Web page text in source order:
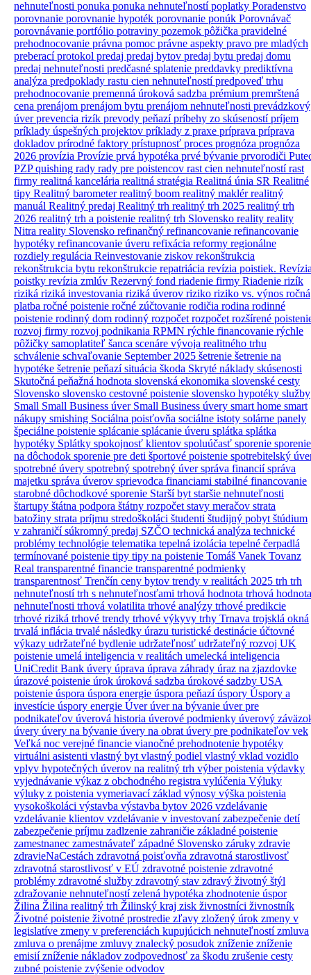
nehnuteľnosti ponuka ponuka nehnuteľnostípoplatky Poradenstvo
porovnanie porovnanie hypoték porovnanie ponúk Porovnávač
porovnávanie portfólio potraviny pozemok pôžička pravidelné
prehodnocovanie právna pomoc právne aspekty pravo pre mladých
preberací protokol predaj predaj bytov predaj bytu predaj domu
predaj nehnuteľnosti predčasné splatenie preddavky prediktívna
analýza predpoklady rastu cien nehnuteľnostípredpoveď trhu
prehodnocovanie premenná úroková sadzba prémium premrštená
cena prenájom prenájom bytu prenájom nehnuteľnosti prevádzkový
úverprevencia rizík prevody peňazípríbehy zo skúsenostípríjem
príklady úspešných projektov príklady z praxe príprava príprava
dokladov prírodné faktory prístupnosť proces prognóza prognóza
2026 provízia Provízie prvá hypotéka prvé bývanie prvorodiči
PZPquishing rady rady pre poistencov rast cien nehnuteľnostírast
firmy realitná kancelária realitná stratégia Realitná únia SR Realitné
tipy Realitný barometerrealitný boom realitný maklérrealitný
manuál Realitný predaj Realitný trh realitný trh 2025 realitný trh
2026 realitný trh a poistenie realitný trh Slovensko reality reality
Nitra reality Slovensko refinančný refinancovanie refinancovanie
hypotéky refinancovanie úveru refixácia reformy regionálne
rozdiely regulácia Reinvestovanie ziskov rekonštrukcia
rekonštrukcia bytu rekonštrukcie repatriácia revízia poistiek.
poistky revízia zmlúv Rezervný fond riadenie firmy Riadenie rizík
riziká riziká investovania riziká úverov riziko riziko vs. výnos ročná
platba ročné poistenie ročné zúčtovanie rodičia rodina rodinné
poistenie rodinný dom rodinný rozpočet rozpočet rozšírené
rozvoj firmy rozvoj podnikania RPMN rýchle financovanie rýchle
pôžičky samoplatiteľ šanca scenáre vývoja realitného trhu
schválenie schvaľovanie September 2025 šetrenie šetrenie na
hypotéke šetrenie peňazísituácia škoda Skryté náklady skúsenosti
Skutočná peňažná hodnota slovenská ekonomika slovenské cesty
Slovensko slovensko cestovné poistenie slovensko hypotéky služby
Small Small Business úver Small Business úvery smart home smart
nákupy smishing Sociálna poisťovňa sociálne istoty solárne panely
špeciálne poistenie splácanie splácanie úveru splátka splátka
hypotéky Splátky spokojnosť klientov spoluúčasť sporenie sporenie
na dôchodok sporenie pre deti športové poistenie spotrebitelský
spotrebné úvery spotrebný spotrebný úverspráva financiíspráva
majetku správa úverov sprievodca financiami stabilné financovanie
starobné dôchodkové sporenie Starší byt staršie nehnuteľnosti
štartupy štátna podpora štátny rozpočet stavy meračov strata
batožiny strata príjmu stredoškoláci študenti študijný pobyt štúdium
v zahraničísúkromný predaj SZČO technická analýza technické
problémy technológie telematika tepelná izolácia tepelné čerpadlá
termínované poistenie tipy tipy na poistenie Tomáš Vanek Tovanz
Real transparentné financie transparentné podmienky
transparentnosť Trenčín ceny bytov trendy v realitách 2025 trh trh
nehnuteľnostítrh s nehnuteľnosťami trhová hodnota trhová hodnota
nehnuteľnosti trhová volatilita trhové analýzy trhové predikcie
trhové riziká trhové trendy trhové výkyvy trhy Trnava trojsklá okná
trvalá inflácia trvalé následky úrazu turistické destinácie účtovné
výkazy udržateľné bydlenie udržateľnosť udržateľný rozvoj UK
poistenie umelá inteligencia v realitách umelecká inteligencia
UniCredit Bank úvery úprava úprava záhrady úraz na zjazdovke
úrazové poistenie úrok úroková sadzba úrokové sadzby USA
poistenie úspora úspora energie úspora peňazíúspory Úspory a
investície úspory energie Úverúver na bývanie úver pre
podnikateľov úverová historia úverové podmienky úverový
úvery úvery na bývanie úvery na obrat úvery pre podnikateľov vek
Veľká noc verejné financie vianočné prehodnotenie hypotéky
virtuálni asistenti vlastný byt vlastný podiel vlastný vklad vozidlo
vplyv hypotečných úverov na realitný trh výber poistenia výdavky
vyjednávanie výkaz z obchodného registra vylúčenia Výluky
výluky z poistenia vymeriavací základ výnosy výška poistenia
vysokoškoláci výstavba výstavba bytov 2026 vzdelávanie
vzdelávanie klientov vzdelávanie v investovanízabezpečenie detí
zabezpečenie príjmu zadlzenie zahraničie základné poistenie
zamestnanec zamestnávateľ západné Slovensko záruky zdravie
zdravieNaCestách zdravotná poisťovňa zdravotná starostlivosť
zdravotná starostlivosť v EÚ zdravotné poistenie zdravotné
problémy zdravotné služby zdravotný stav zdravý životný štýl
zdražovanie nehnuteľnostízelená hypotéka zhodnotenie úspor
Žilina Žilina realitný trh Žilinský kraj zisk živnostníci živnostník
Životné poistenie životné prostredie zľavy zložený úrok zmeny v
legislatíve zmeny v preferenciách kupujúcich nehnuteľnostízmluva
zmluva o prenájme zmluvy znalecký posudok zníženie zníženie
emisiízníženie nákladov zodpovednosť za škodu zrušenie cesty
zubné poistenie zvýšenie odvodov